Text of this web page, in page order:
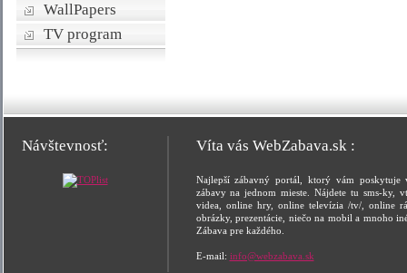
WallPapers
TV program
Návštevnosť: Víta vás WebZabava.sk :
Najlepší zábavný portál, ktorý vám poskytuje
zábavy na jednom mieste. Nájdete tu sms-ky,
videa, online hry, online televízia /tv/, online
obrázky, prezentácie, niečo na mobil a mnoho
Zábava pre každého.
E-mail: info@webzabava.sk